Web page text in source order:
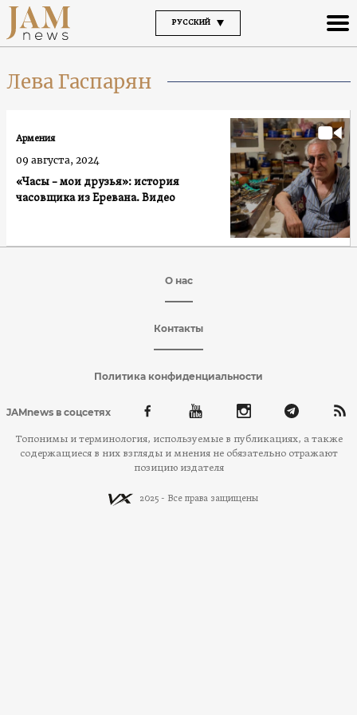
РУССКИЙ
Лева Гаспарян
«Часы – мои друзья»: история
часовщика из Еревана. Видео
Армения
09 августа, 2024
О нас
Контакты
Политика конфиденциальности
JAMnews в соцсетях
Топонимы и терминология, используемые в публикациях, а также
содержащиеся в них взгляды и мнения не обязательно отражают
позицию издателя
2025 - Все права защищены